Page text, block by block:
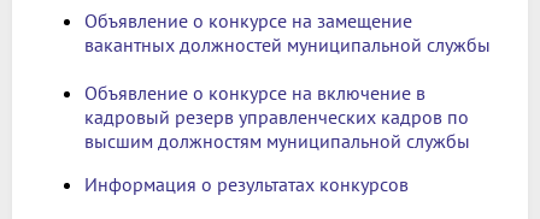
Объявление о конкурсе на замещение
вакантных должностей муниципальной службы
Объявление о конкурсе на включение в
кадровый резерв управленческих кадров по
высшим должностям муниципальной службы
Информация о результатах конкурсов